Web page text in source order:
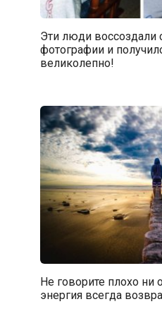
Эти люди воссоздали
фотографии и
великолепно!
Не говорите плохо ни
энергия всегда